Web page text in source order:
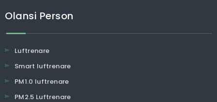
Olansi Person
Luftrenare
Smart luftrenare
PM1.0 luftrenare
PM2.5 Luftrenare